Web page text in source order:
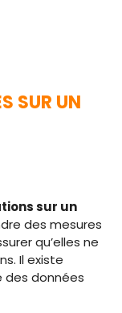
SUR UN
sur un
des mesures
qu’elles ne
Il existe
des données